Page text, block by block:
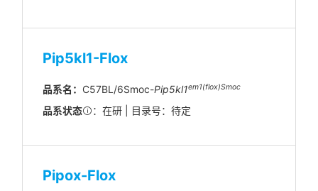
Pip5kl1-Flox
品系名： C57BL/6Smoc-Pip5kl1em1(flox)Smoc
品系状态 ：在研 | 目录号：待定
Pipox-Flox